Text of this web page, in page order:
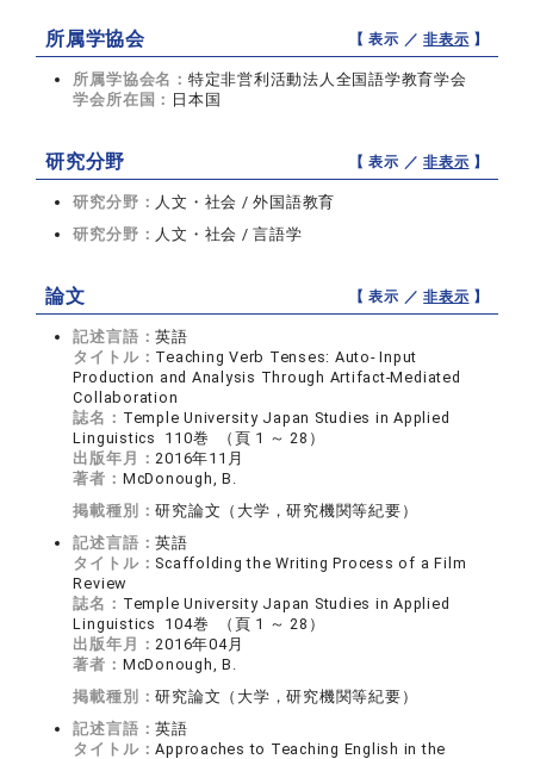
所属学協会 【 表示 ／非表示 】
所属学協会名： 特定非営利活動法人全国語学教育学会
学会所在国： 日本国
研究分野 【 表示 ／非表示 】
研究分野： 人文・社会 / 外国語教育
研究分野： 人文・社会 / 言語学
論文 【 表示 ／非表示 】
記述言語：英語
タイトル： Teaching Verb Tenses: Auto- Input
Production and Analysis Through Artifact-Mediated
Collaboration
誌名： Temple University Japan Studies in Applied
Linguistics 110巻 （頁 1 ～ 28）
出版年月：2016年11月
著者： McDonough, B.
掲載種別：研究論文（大学，研究機関等紀要）
記述言語：英語
タイトル： Scaffolding the Writing Process of a Film
Review
誌名： Temple University Japan Studies in Applied
Linguistics 104巻 （頁 1 ～ 28）
出版年月：2016年04月
著者： McDonough, B.
掲載種別：研究論文（大学，研究機関等紀要）
記述言語：英語
タイトル：Approaches to Teaching English in the